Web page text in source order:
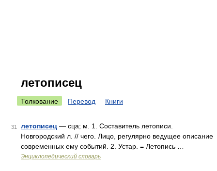
летописец
Толкование Перевод Книги
31 летописец — сца; м. 1. Составитель летописи.
Новгородский л. // чего. Лицо, регулярно ведущее описание
современных ему событий. 2. Устар. = Летопись …
Энциклопедический словарь